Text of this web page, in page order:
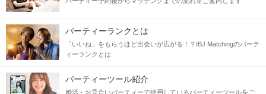
パーティーランクとは
「いいね」をもらうほど出会いが広がる！？IBJ Matchingのパーテ
ィーランクとは
パーティーツール紹介
婚活・お見合いパーティーで使用しているパーティーツールをご